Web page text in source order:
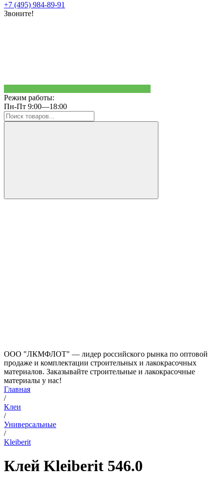
+7 (495) 984-89-91
Звоните!
Режим работы:
Пн-Пт 9:00—18:00
ООО "ЛКМФЛОТ" — лидер российского рынка по оптовой
продаже и комплектации строительных и лакокрасочных
материалов. Заказывайте строительные и лакокрасочные
материалы у нас!
Главная
/
Клеи
/
Универсальные
/
Kleiberit
Клей Kleiberit 546.0